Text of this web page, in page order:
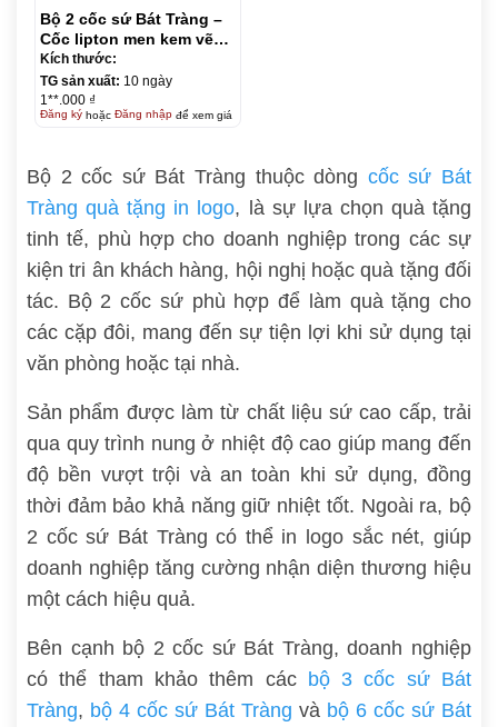
Bộ 2 cốc sứ Bát Tràng –
Cốc lipton men kem vẽ
sen xanh – Có nắp
Kích thước:
TG sản xuất: 10 ngày
1**.000 ₫
Đăng kýhoặc Đăng nhậpđể xem giá
Bộ 2 cốc sứ Bát Tràng thuộc dòng cốc sứ Bát
Tràng quà tặng in logo, là sự lựa chọn quà tặng
tinh tế, phù hợp cho doanh nghiệp trong các sự
kiện tri ân khách hàng, hội nghị hoặc quà tặng đối
tác. Bộ 2 cốc sứ phù hợp để làm quà tặng cho
các cặp đôi, mang đến sự tiện lợi khi sử dụng tại
văn phòng hoặc tại nhà.
Sản phẩm được làm từ chất liệu sứ cao cấp, trải
qua quy trình nung ở nhiệt độ cao giúp mang đến
độ bền vượt trội và an toàn khi sử dụng, đồng
thời đảm bảo khả năng giữ nhiệt tốt. Ngoài ra, bộ
2 cốc sứ Bát Tràng có thể in logo sắc nét, giúp
doanh nghiệp tăng cường nhận diện thương hiệu
một cách hiệu quả.
Bên cạnh bộ 2 cốc sứ Bát Tràng, doanh nghiệp
có thể tham khảo thêm các bộ 3 cốc sứ Bát
Tràng, bộ 4 cốc sứ Bát Tràng và bộ 6 cốc sứ Bát